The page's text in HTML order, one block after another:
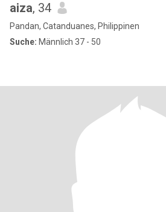
aiza, 34
Pandan, Catanduanes, Philippinen
Suche: Männlich 37 - 50